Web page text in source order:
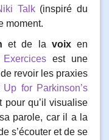
Talk(inspiré du
moment.
et de la voixen
est une
revoir les praxies
Up for Parkinson’s
pour qu’il visualise
parole, car il a la
s’écouter et de se